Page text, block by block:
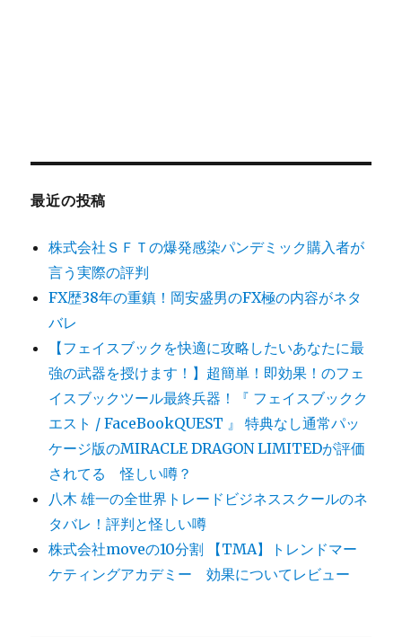
最近の投稿
株式会社ＳＦＴの爆発感染パンデミック購入者が
言う実際の評判
FX歴38年の重鎮！岡安盛男のFX極の内容がネタ
バレ
【フェイスブックを快適に攻略したいあなたに最
強の武器を授けます！】超簡単！即効果！のフェ
イスブックツール最終兵器！『 フェイスブックク
エスト / FaceBookQUEST 』 特典なし通常パッ
ケージ版のMIRACLE DRAGON LIMITEDが評価
されてる 怪しい噂？
八木 雄一の全世界トレードビジネススクールのネ
タバレ！評判と怪しい噂
株式会社moveの10分割 【TMA】トレンドマー
ケティングアカデミー 効果についてレビュー